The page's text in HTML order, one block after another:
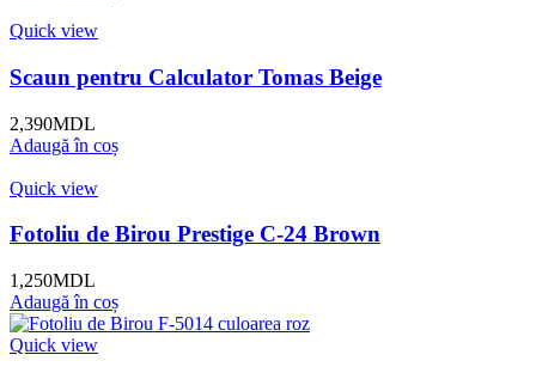
Quick view
Scaun pentru Calculator Tomas Beige
2,390MDL
Adaugă în coș
Quick view
Fotoliu de Birou Prestige C-24 Brown
1,250MDL
Adaugă în coș
Quick view